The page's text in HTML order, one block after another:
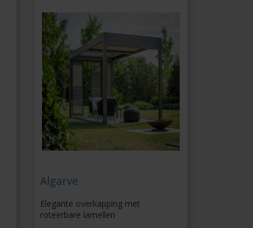
Algarve
Elegante overkapping met
roteerbare lamellen